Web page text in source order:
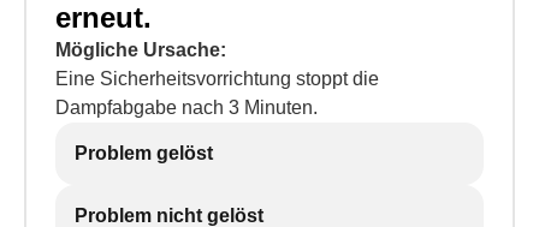
erneut.
Mögliche Ursache:
Eine Sicherheitsvorrichtung stoppt die
Dampfabgabe nach 3 Minuten.
Problem gelöst
Problem nicht gelöst